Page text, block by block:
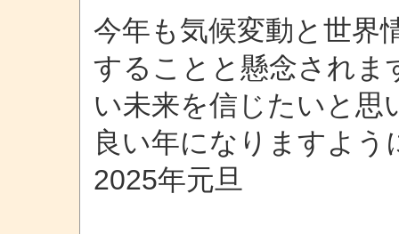
今年も気候変動と世界
することと懸念されま
い未来を信じたいと思
良い年になりますよう
2025年元旦